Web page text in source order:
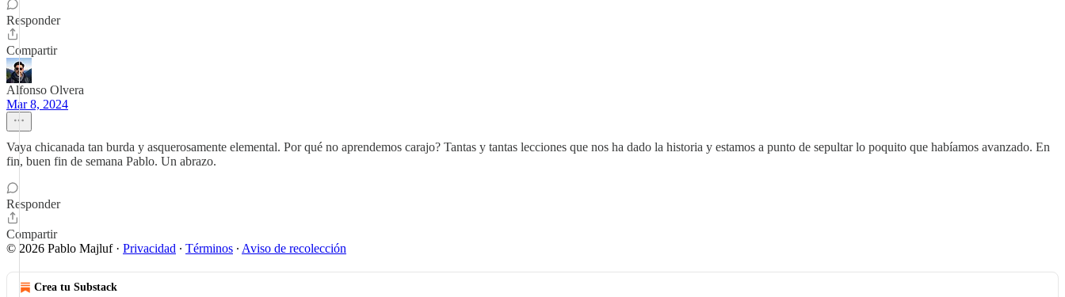
Responder
Compartir
Alfonso Olvera
Mar 8, 2024
Vaya chicanada tan burda y asquerosamente elemental. Por qué no aprendemos carajo? Tantas y tantas lecciones que nos ha dado la historia y estamos a punto de sepultar lo poquito que habíamos avanzado. En
fin, buen fin de semana Pablo. Un abrazo.
Responder
Compartir
© 2026 Pablo Majluf· Privacidad ∙ Términos ∙ Aviso de recolección
Crea tu Substack